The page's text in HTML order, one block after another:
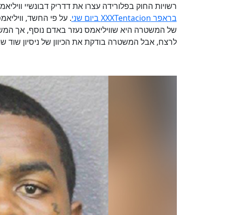
רשויות החוק בפלורידה עצרו את דדריק דבונשיי וויליאמס, בן 22 מהעיר פומפאנו ביץ',
בראפר XXXTentacion ביום שני
של המשטרה היא שוויליאמס נעזר באדם נוסף, אך
לרצח, אבל המשטרה בודקת את הכיוון של ניסיון שוד